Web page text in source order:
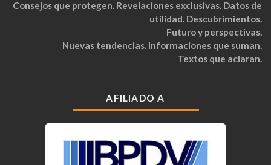
Consejos que protegen. Revelaciones exclusivas. Datos de
utilidad. Descubrimientos.
Futuro y perspectivas.
Nuevas tendencias. Informaciones que suman.
Textos que aclaran.
AFILIADO A